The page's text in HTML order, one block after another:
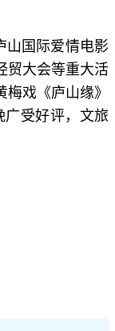
山国际爱情电影
贸大会等重大活
戏《庐山缘》
广受好评，文旅